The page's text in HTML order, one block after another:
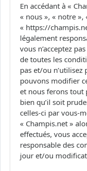
En accédant à «
« nous », « notre »,
« https://
légalement
vous n’acceptez
de toutes les
pas et/ou n’utilisez
pouvons modifier
et nous ferons tout
bien qu’il soit
celles-ci par vous-
« Champis.net »
effectués, vous
responsable des
jour et/ou